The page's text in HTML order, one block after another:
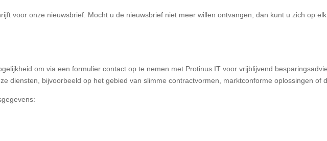
voor onze nieuwsbrief. Mocht u de nieuwsbrief niet meer willen ontvangen, dan kunt u zich op
om via een formulier contact op te nemen met Protinus IT voor vrijblijvend
diensten, bijvoorbeeld op het gebied van slimme contractvormen, marktconforme oplossingen of